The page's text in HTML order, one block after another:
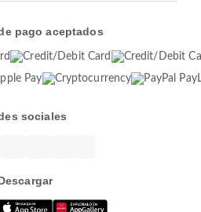
pago aceptados
sociales